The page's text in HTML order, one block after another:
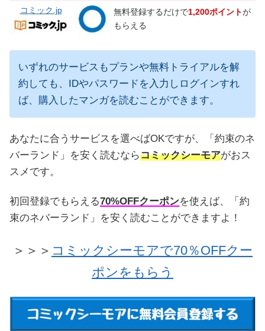
コミック.jp 無料登録するだけで1,200ポイントが
もらえる
いずれのサービスもプランや無料トライアルを解
約しても、IDやパスワードを入力しログインすれ
ば、購入したマンガを読むことができます。
あなたに合うサービスを選べばOKですが、「約束のネ
バーランド」を安く読むならコミックシーモアがおス
スメです。
初回登録でもらえる70%OFFクーポンを使えば、「約
束のネバーランド」を安く読むことができますよ！
＞＞＞ コミックシーモアで70％OFFクー
ポンをもらう